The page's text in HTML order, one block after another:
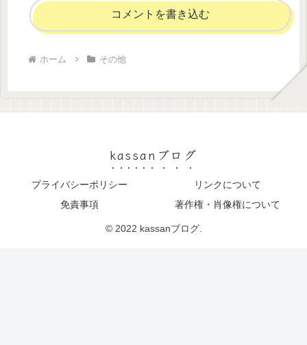
コメントを書き込む
ホーム その他
kassanブログ
プライバシーポリシー
リンクについて
免責事項
著作権・肖像権について
© 2022 kassanブログ.